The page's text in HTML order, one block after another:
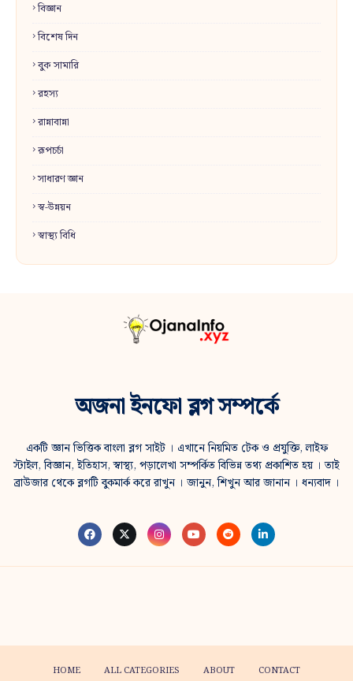
বিজ্ঞান
বিশেষ দিন
বুক সামারি
রহস্য
রান্নাবান্না
রূপচর্চা
সাধারণ জ্ঞান
স্ব-উন্নয়ন
স্বাস্থ্য বিধি
অজনা ইনফো ব্লগ সম্পর্কে
একটি জ্ঞান ভিত্তিক বাংলা ব্লগ সাইট । এখানে নিয়মিত টেক ও প্রযুক্তি, লাইফ
স্টাইল, বিজ্ঞান, ইতিহাস, স্বাস্থ্য, পড়ালেখা সম্পর্কিত বিভিন্ন তথ্য প্রকাশিত হয় । তাই
ব্রাউজার থেকে ব্লগটি বুকমার্ক করে রাখুন । জানুন, শিখুন আর জানান । ধন্যবাদ ।
HOME ALL CATEGORIES ABOUT CONTACT